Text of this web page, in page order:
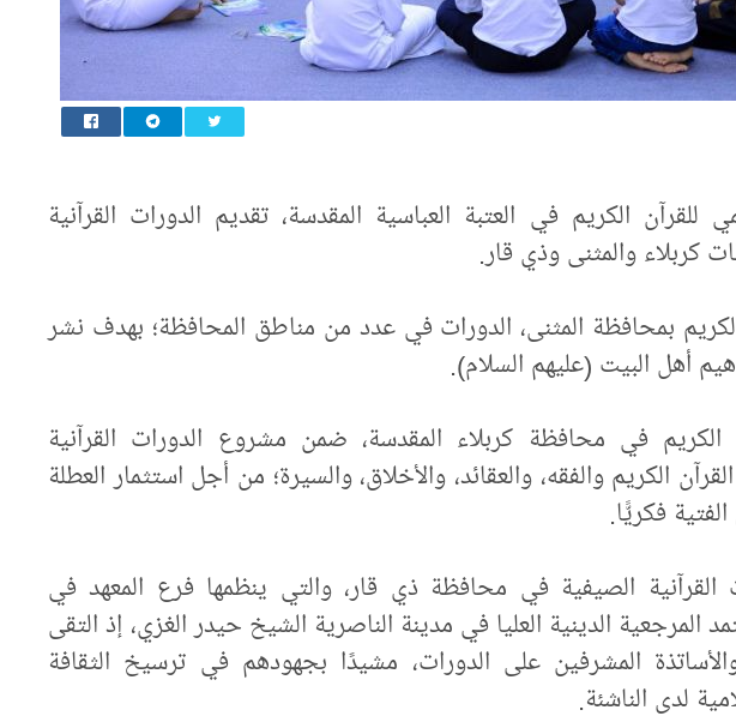
للقرآن الكريم في العتبة العباسية المقدسة، تقديم الدورات القرآنية
كربلاء والمثنى وذي قار.
بمحافظة المثنى، الدورات في عدد من مناطق المحافظة؛ بهدف نشر
أهل البيت (عليهم السلام).
الكريم في محافظة كربلاء المقدسة، ضمن مشروع الدورات القرآنية
الكريم والفقه، والعقائد، والأخلاق، والسيرة؛ من أجل استثمار العطلة
فكريًّا.
القرآنية الصيفية في محافظة ذي قار، والتي ينظمها فرع المعهد في
المرجعية الدينية العليا في مدينة الناصرية الشيخ حيدر الغزي، إذ التقى
والأساتذة المشرفين على الدورات، مشيدًا بجهودهم في ترسيخ الثقافة
لدى الناشئة.